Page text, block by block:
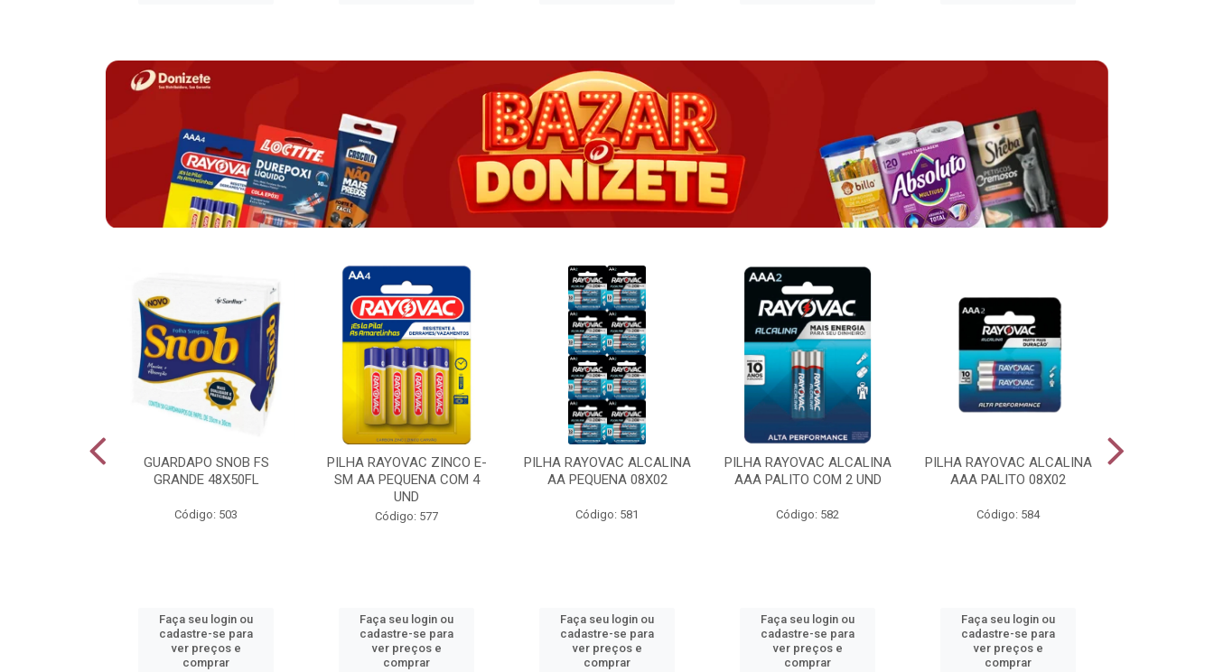
GUARDAPO SNOB FS
GRANDE 48X50FL
Código: 503
Faça seu login ou
cadastre-se para
ver preços e
comprar
PILHA RAYOVAC ZINCO E-
SM AA PEQUENA COM 4
UND
Código: 577
Faça seu login ou
cadastre-se para
ver preços e
comprar
PILHA RAYOVAC ALCALINA
AA PEQUENA 08X02
Código: 581
Faça seu login ou
cadastre-se para
ver preços e
comprar
PILHA RAYOVAC ALCALINA
AAA PALITO COM 2 UND
Código: 582
Faça seu login ou
cadastre-se para
ver preços e
comprar
PILHA RAYOVAC ALCALINA
AAA PALITO 08X02
Código: 584
Faça seu login ou
cadastre-se para
ver preços e
comprar